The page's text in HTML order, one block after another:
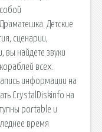
Детские
сценарии,
найдете звуки
всех.
информации на
CrystalDiskinfo на
portable и
время